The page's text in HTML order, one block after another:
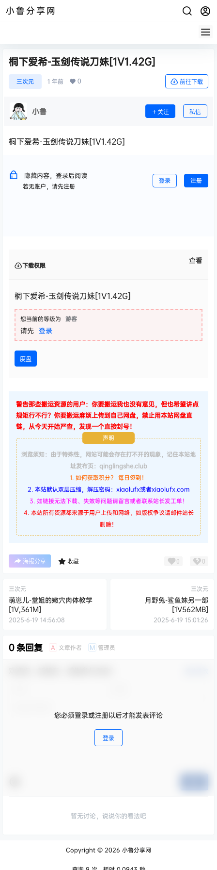
小鲁分享网
桐下爱希-玉剑传说刀妹[1V1.42G]
三次元 1 年前 0 前往下载
小鲁 关注 私信
桐下爱希-玉剑传说刀妹[1V1.42G]
隐藏内容，登录后阅读
若无账户，请先注册
登录 注册
下载权限
查看
桐下爱希-玉剑传说刀妹[1V1.42G]
您当前的等级为 游客
请先 登录
度盘
警告那些搬运资源的用户：你要搬运我也没有意见，但也希望讲点
规矩行不行？你要搬运麻烦上传到自己网盘，禁止用本站网盘直
链，从今天开始严查，发现一个直接封号！
声明
浏览须知：由于特殊性，网站可能会存在打不开的现象，记住本站地
址发布页：qinglingshe.club
1. 如何获取积分？ 每日签到！
2. 本站默认双层压缩，解压密码：xiaolufx或者xiaolufx.com
3. 如链接无法下载、失效等问题请留言或者联系站长发工单！
4. 本站所有资源都来源于用户上传和网络，如版权争议请邮件站长
删除！
海报分享 收藏 0 0
三次元
萌崽儿-堂姐的嫩穴肉体教学
[1V,361M]
2025-6-19 14:56:08
三次元
月野兔-鲨鱼妹另一部
[1V562MB]
2025-6-19 15:01:26
0 条回复 A 文章作者 M 管理员
您必须登录或注册以后才能发表评论
登录
暂无讨论，说说你的看法吧
Copyright © 2026 小鲁分享网